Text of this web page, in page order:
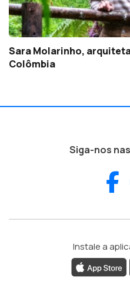
Sara Molarinho,
Colômbia
Siga-nos
Instale a